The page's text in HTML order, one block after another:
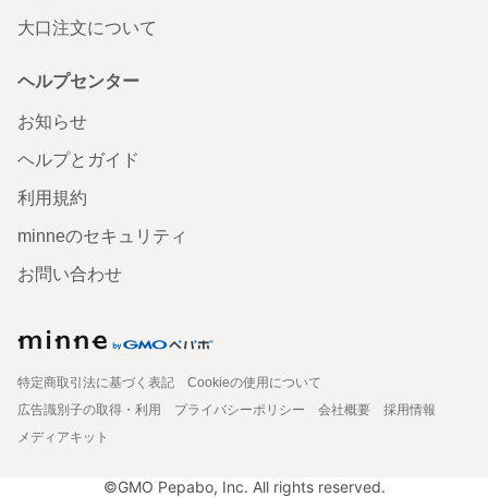
大口注文について
ヘルプセンター
お知らせ
ヘルプとガイド
利用規約
minneのセキュリティ
お問い合わせ
特定商取引法に基づく表記
Cookieの使用について
広告識別子の取得・利用
プライバシーポリシー 会社概要
採用情報
メディアキット
©GMO Pepabo, Inc. All rights reserved.